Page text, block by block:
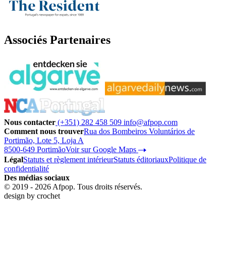
Associés Partenaires
Nous contacter (+351) 282 458 509 info@afpop.com
Comment nous trouverRua dos Bombeiros Voluntários de
Portimão, Lote 5, Loja A
8500-649 PortimãoVoir sur Google Maps
LégalStatuts et règlement intérieurStatuts éditoriauxPolitique de
confidentialité
Des médias sociaux
© 2019 - 2026 Afpop. Tous droits réservés.
design by crochet